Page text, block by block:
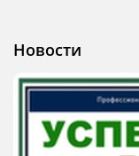
Новости